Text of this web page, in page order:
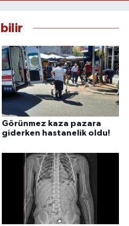
Görünmez kaza pazara
giderken hastanelik oldu!